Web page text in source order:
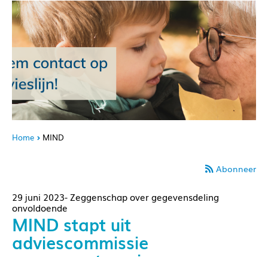
Home MIND
Abonneer
29 juni 2023- Zeggenschap over gegevensdeling
onvoldoende
MIND stapt uit
adviescommissie